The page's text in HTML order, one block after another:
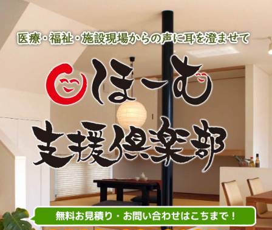
を